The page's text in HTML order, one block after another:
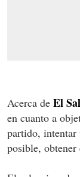
Acerca de El
en cuanto a
partido, intentar
posible, obtener